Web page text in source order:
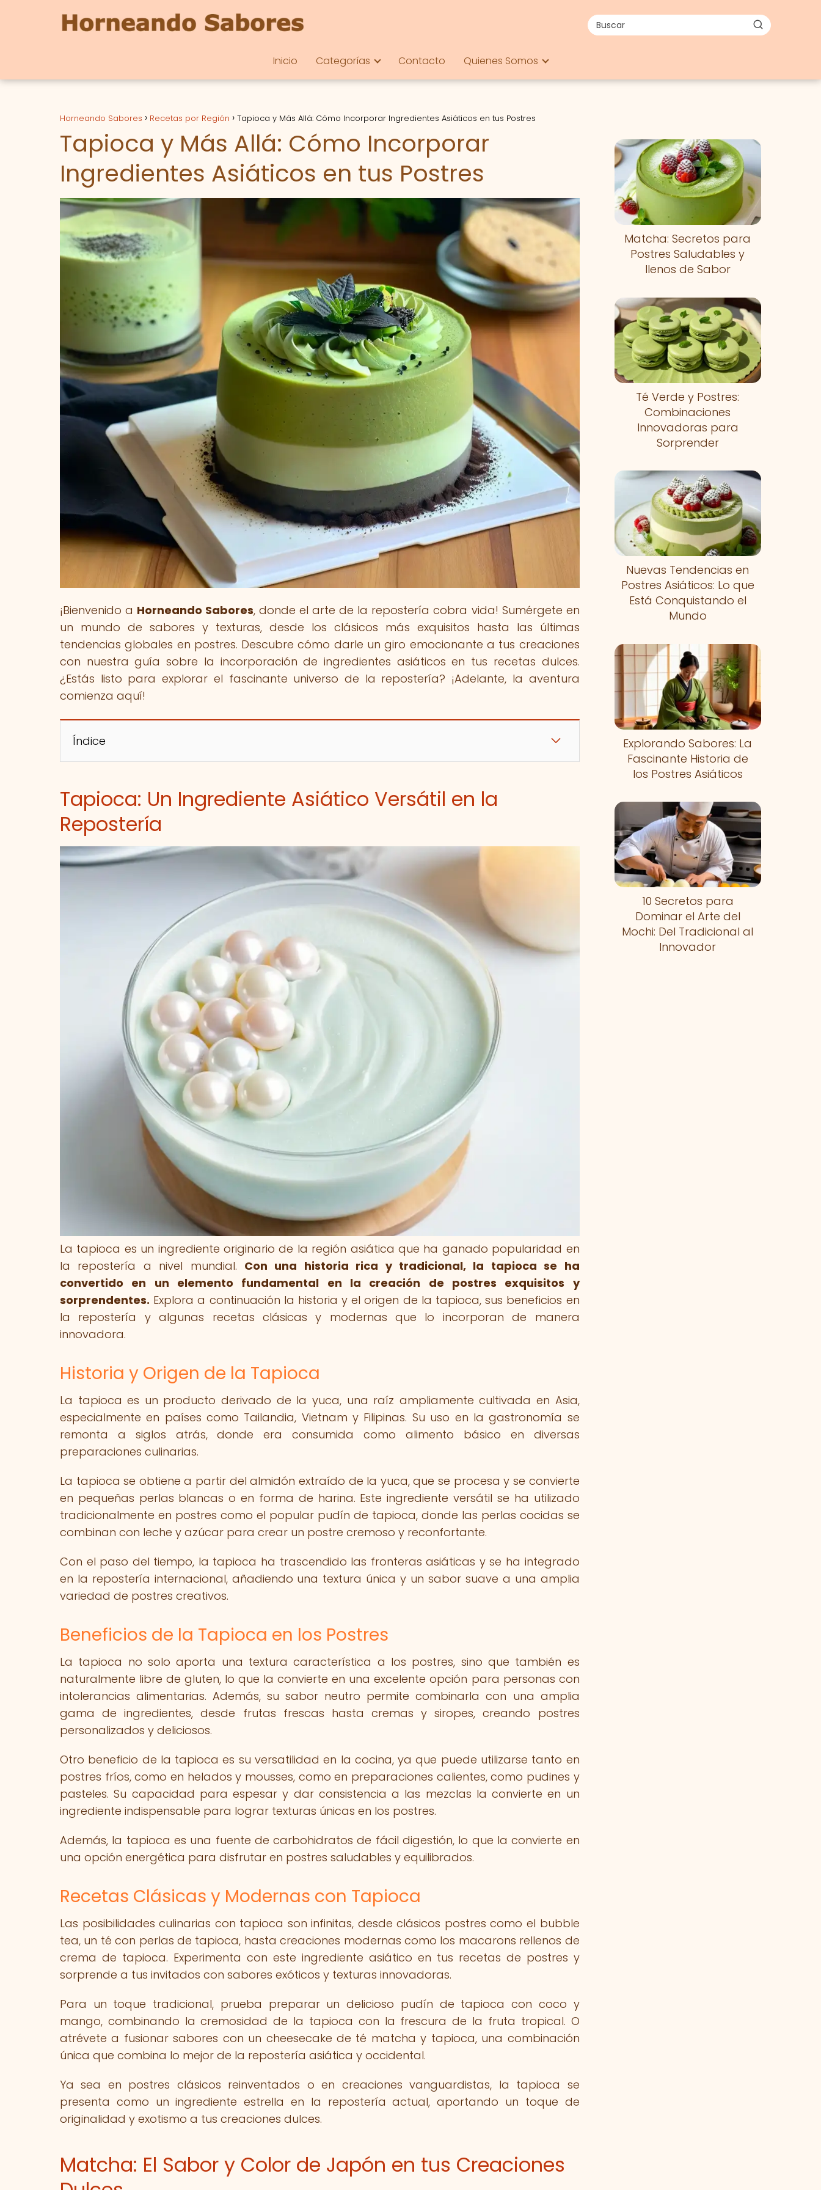
Inicio Categorías Contacto Quienes Somos
Horneando Sabores Recetas por Región Tapioca y Más Allá: Cómo Incorporar Ingredientes Asiáticos en tus Postres
Tapioca y Más Allá: Cómo Incorporar
Ingredientes Asiáticos en tus Postres
¡Bienvenido a Horneando Sabores, donde el arte de la repostería cobra vida! Sumérgete en
un mundo de sabores y texturas, desde los clásicos más exquisitos hasta las últimas
tendencias globales en postres. Descubre cómo darle un giro emocionante a tus creaciones
con nuestra guía sobre la incorporación de ingredientes asiáticos en tus recetas dulces.
¿Estás listo para explorar el fascinante universo de la repostería? ¡Adelante, la aventura
comienza aquí!
Índice
Tapioca: Un Ingrediente Asiático Versátil en la
Repostería
La tapioca es un ingrediente originario de la región asiática que ha ganado popularidad en
la repostería a nivel mundial. Con una historia rica y tradicional, la tapioca se ha
convertido en un elemento fundamental en la creación de postres exquisitos y
sorprendentes. Explora a continuación la historia y el origen de la tapioca, sus beneficios en
la repostería y algunas recetas clásicas y modernas que lo incorporan de manera
innovadora.
Historia y Origen de la Tapioca
La tapioca es un producto derivado de la yuca, una raíz ampliamente cultivada en Asia,
especialmente en países como Tailandia, Vietnam y Filipinas. Su uso en la gastronomía se
remonta a siglos atrás, donde era consumida como alimento básico en diversas
preparaciones culinarias.
La tapioca se obtiene a partir del almidón extraído de la yuca, que se procesa y se convierte
en pequeñas perlas blancas o en forma de harina. Este ingrediente versátil se ha utilizado
tradicionalmente en postres como el popular pudín de tapioca, donde las perlas cocidas se
combinan con leche y azúcar para crear un postre cremoso y reconfortante.
Con el paso del tiempo, la tapioca ha trascendido las fronteras asiáticas y se ha integrado
en la repostería internacional, añadiendo una textura única y un sabor suave a una amplia
variedad de postres creativos.
Beneficios de la Tapioca en los Postres
La tapioca no solo aporta una textura característica a los postres, sino que también es
naturalmente libre de gluten, lo que la convierte en una excelente opción para personas con
intolerancias alimentarias. Además, su sabor neutro permite combinarla con una amplia
gama de ingredientes, desde frutas frescas hasta cremas y siropes, creando postres
personalizados y deliciosos.
Otro beneficio de la tapioca es su versatilidad en la cocina, ya que puede utilizarse tanto en
postres fríos, como en helados y mousses, como en preparaciones calientes, como pudines y
pasteles. Su capacidad para espesar y dar consistencia a las mezclas la convierte en un
ingrediente indispensable para lograr texturas únicas en los postres.
Además, la tapioca es una fuente de carbohidratos de fácil digestión, lo que la convierte en
una opción energética para disfrutar en postres saludables y equilibrados.
Recetas Clásicas y Modernas con Tapioca
Las posibilidades culinarias con tapioca son infinitas, desde clásicos postres como el bubble
tea, un té con perlas de tapioca, hasta creaciones modernas como los macarons rellenos de
crema de tapioca. Experimenta con este ingrediente asiático en tus recetas de postres y
sorprende a tus invitados con sabores exóticos y texturas innovadoras.
Para un toque tradicional, prueba preparar un delicioso pudín de tapioca con coco y
mango, combinando la cremosidad de la tapioca con la frescura de la fruta tropical. O
atrévete a fusionar sabores con un cheesecake de té matcha y tapioca, una combinación
única que combina lo mejor de la repostería asiática y occidental.
Ya sea en postres clásicos reinventados o en creaciones vanguardistas, la tapioca se
presenta como un ingrediente estrella en la repostería actual, aportando un toque de
originalidad y exotismo a tus creaciones dulces.
Matcha: El Sabor y Color de Japón en tus Creaciones
Matcha: Secretos para
Postres Saludables y
llenos de Sabor
Té Verde y Postres:
Combinaciones
Innovadoras para
Sorprender
Nuevas Tendencias en
Postres Asiáticos: Lo que
Está Conquistando el
Mundo
Explorando Sabores: La
Fascinante Historia de
los Postres Asiáticos
10 Secretos para
Dominar el Arte del
Mochi: Del Tradicional al
Innovador